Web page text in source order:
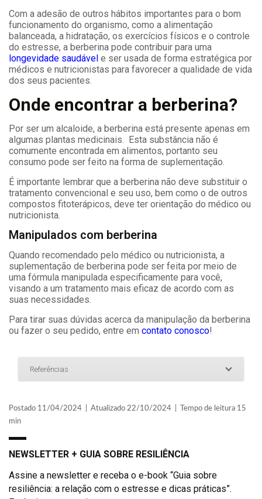
Com a adesão de outros hábitos importantes para o bom
funcionamento do organismo, como a alimentação
balanceada, a hidratação, os exercícios físicos e o controle
do estresse, a berberina pode contribuir para uma
longevidade saudável e ser usada de forma estratégica por
médicos e nutricionistas para favorecer a qualidade de vida
dos seus pacientes.
Onde encontrar a berberina?
Por ser um alcaloide, a berberina está presente apenas em
algumas plantas medicinais. Esta substância não é
comumente encontrada em alimentos, portanto seu
consumo pode ser feito na forma de suplementação.
É importante lembrar que a berberina não deve substituir o
tratamento convencional e seu uso, bem como o de outros
compostos fitoterápicos, deve ter orientação do médico ou
nutricionista.
Manipulados com berberina
Quando recomendado pelo médico ou nutricionista, a
suplementação de berberina pode ser feita por meio de
uma fórmula manipulada especificamente para você,
visando a um tratamento mais eficaz de acordo com as
suas necessidades.
Para tirar suas dúvidas acerca da manipulação da berberina
ou fazer o seu pedido, entre em contato conosco!
Referências
Postado 11/04/2024 | Atualizado 22/10/2024 | Tempo de leitura 15
min
NEWSLETTER + GUIA SOBRE RESILIÊNCIA
Assine a newsletter e receba o e-book “Guia sobre
resiliência: a relação com o estresse e dicas práticas”.